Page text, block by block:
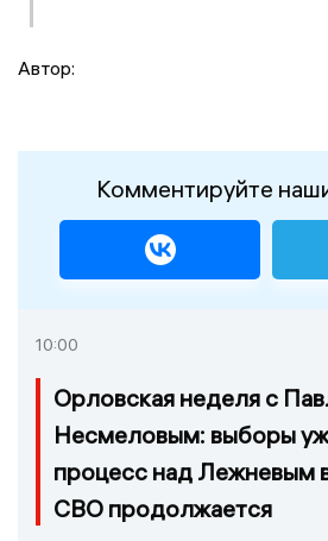
Автор:
Комментируйте
10:00
Орловская неделя с
Несмеловым: выборы
процесс над Лежневым
СВО продолжается